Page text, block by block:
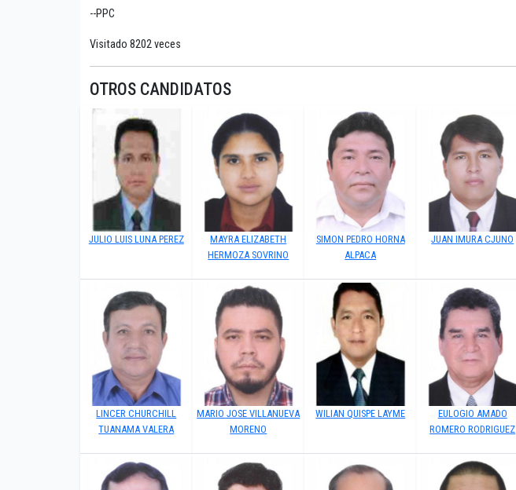
--PPC
Visitado 8202 veces
OTROS CANDIDATOS
JULIO LUIS LUNA PEREZ
MAYRA ELIZABETH
HERMOZA SOVRINO
SIMON PEDRO HORNA
ALPACA
JUAN IMURA CJUNO
LINCER CHURCHILL
TUANAMA VALERA
MARIO JOSE VILLANUEVA
MORENO
WILIAN QUISPE LAYME
EULOGIO AMADO
ROMERO RODRIGUEZ